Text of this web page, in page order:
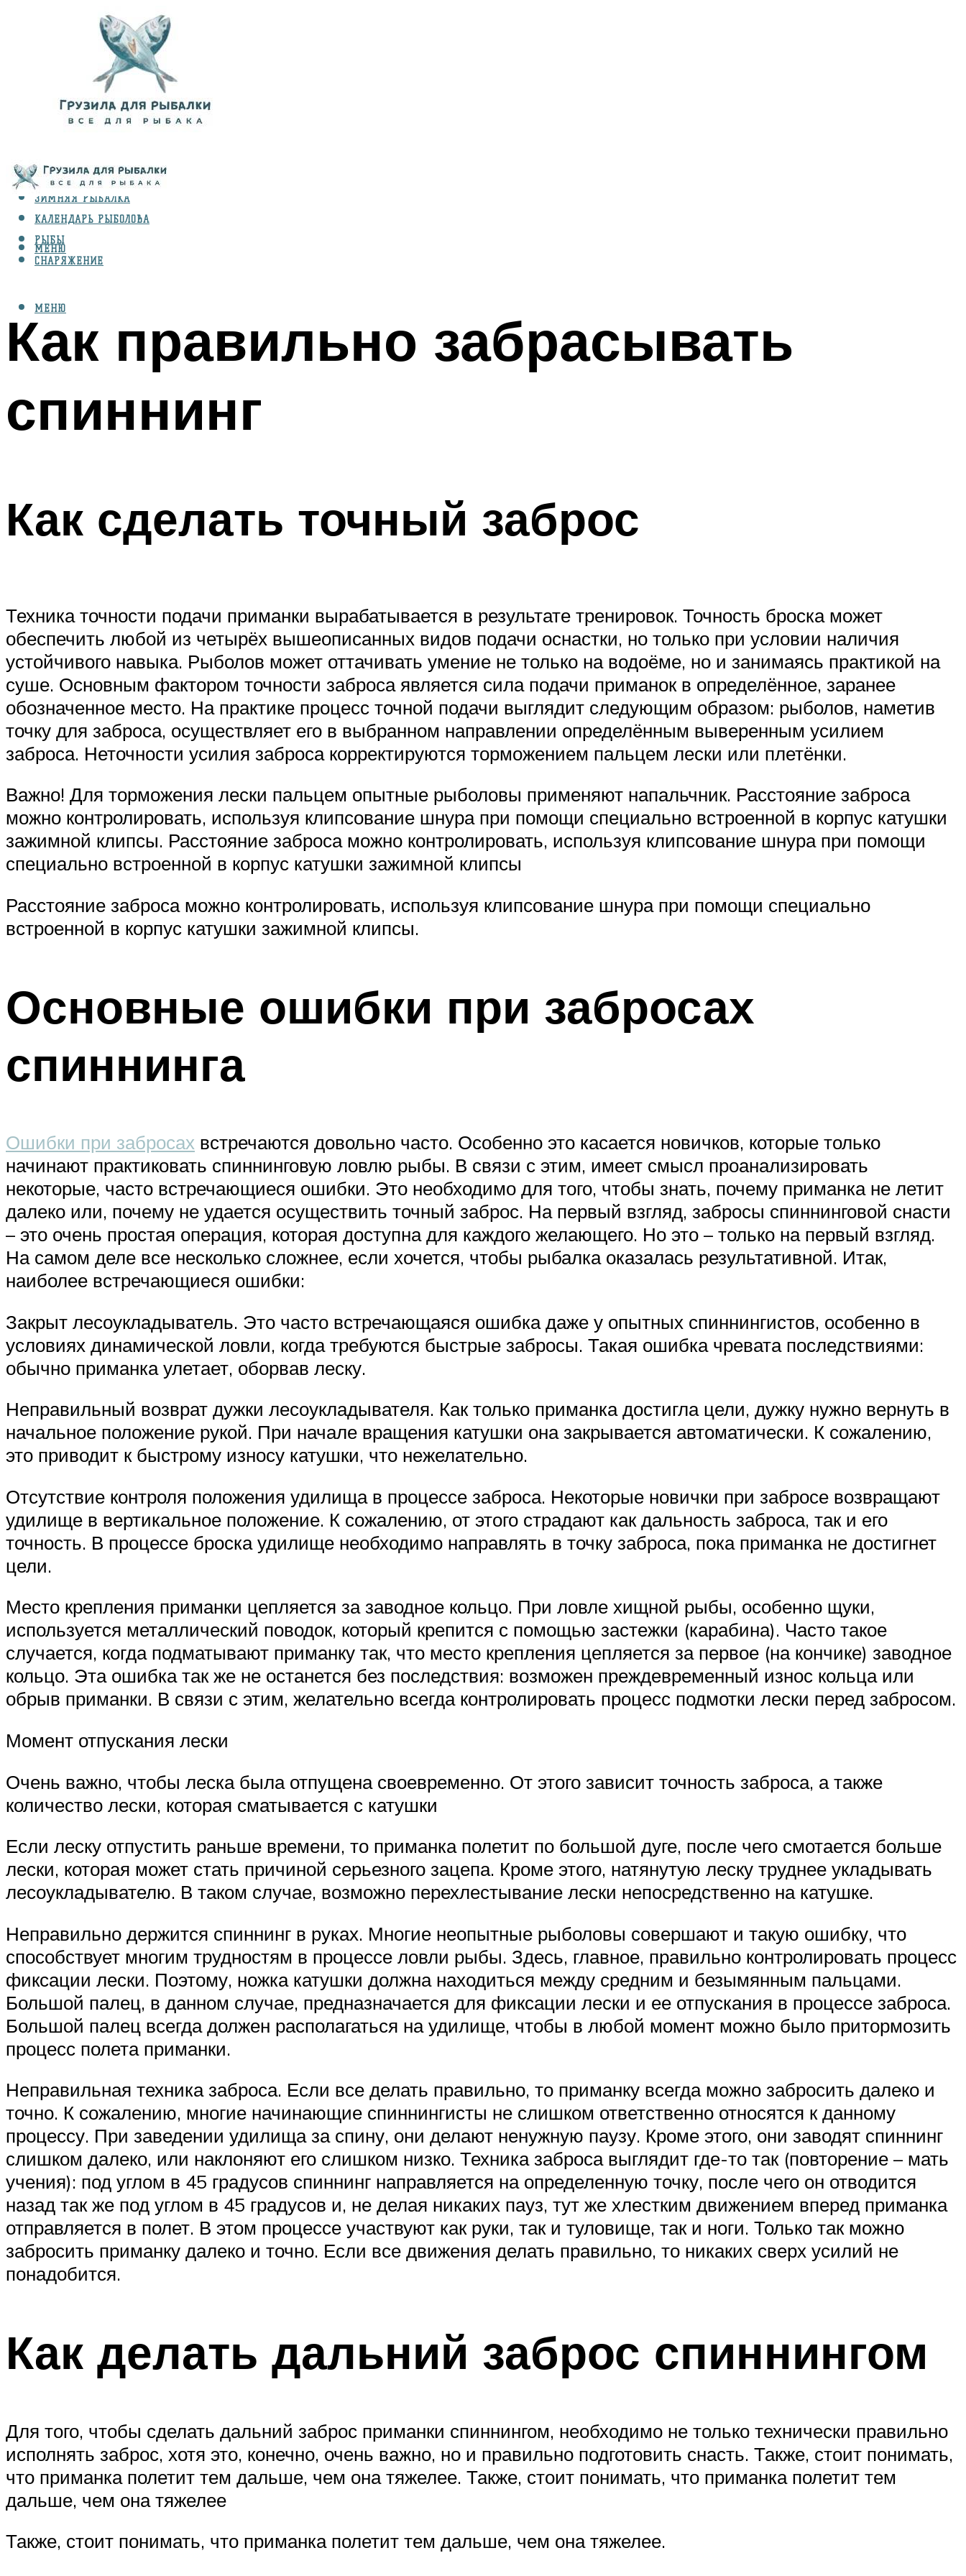
ВИДЫ ЛОВЛИ
ЗИМНЯЯ РЫБАЛКА
КАЛЕНДАРЬ РЫБОЛОВА
РЫБЫ
СНАРЯЖЕНИЕ
МЕНЮ
МЕНЮ
Как правильно забрасывать
спиннинг
Как сделать точный заброс
Техника точности подачи приманки вырабатывается в результате тренировок. Точность броска может
обеспечить любой из четырёх вышеописанных видов подачи оснастки, но только при условии наличия
устойчивого навыка. Рыболов может оттачивать умение не только на водоёме, но и занимаясь практикой на
суше. Основным фактором точности заброса является сила подачи приманок в определённое, заранее
обозначенное место. На практике процесс точной подачи выглядит следующим образом: рыболов, наметив
точку для заброса, осуществляет его в выбранном направлении определённым выверенным усилием
заброса. Неточности усилия заброса корректируются торможением пальцем лески или плетёнки.
Важно! Для торможения лески пальцем опытные рыболовы применяют напальчник. Расстояние заброса
можно контролировать, используя клипсование шнура при помощи специально встроенной в корпус катушки
зажимной клипсы. Расстояние заброса можно контролировать, используя клипсование шнура при помощи
специально встроенной в корпус катушки зажимной клипсы
Расстояние заброса можно контролировать, используя клипсование шнура при помощи специально
встроенной в корпус катушки зажимной клипсы.
Основные ошибки при забросах
спиннинга
Ошибки при забросах встречаются довольно часто. Особенно это касается новичков, которые только
начинают практиковать спиннинговую ловлю рыбы. В связи с этим, имеет смысл проанализировать
некоторые, часто встречающиеся ошибки. Это необходимо для того, чтобы знать, почему приманка не летит
далеко или, почему не удается осуществить точный заброс. На первый взгляд, забросы спиннинговой снасти
– это очень простая операция, которая доступна для каждого желающего. Но это – только на первый взгляд.
На самом деле все несколько сложнее, если хочется, чтобы рыбалка оказалась результативной. Итак,
наиболее встречающиеся ошибки:
Закрыт лесоукладыватель. Это часто встречающаяся ошибка даже у опытных спиннингистов, особенно в
условиях динамической ловли, когда требуются быстрые забросы. Такая ошибка чревата последствиями:
обычно приманка улетает, оборвав леску.
Неправильный возврат дужки лесоукладывателя. Как только приманка достигла цели, дужку нужно вернуть в
начальное положение рукой. При начале вращения катушки она закрывается автоматически. К сожалению,
это приводит к быстрому износу катушки, что нежелательно.
Отсутствие контроля положения удилища в процессе заброса. Некоторые новички при забросе возвращают
удилище в вертикальное положение. К сожалению, от этого страдают как дальность заброса, так и его
точность. В процессе броска удилище необходимо направлять в точку заброса, пока приманка не достигнет
цели.
Место крепления приманки цепляется за заводное кольцо. При ловле хищной рыбы, особенно щуки,
используется металлический поводок, который крепится с помощью застежки (карабина). Часто такое
случается, когда подматывают приманку так, что место крепления цепляется за первое (на кончике) заводное
кольцо. Эта ошибка так же не останется без последствия: возможен преждевременный износ кольца или
обрыв приманки. В связи с этим, желательно всегда контролировать процесс подмотки лески перед забросом.
Момент отпускания лески
Очень важно, чтобы леска была отпущена своевременно. От этого зависит точность заброса, а также
количество лески, которая сматывается с катушки
Если леску отпустить раньше времени, то приманка полетит по большой дуге, после чего смотается больше
лески, которая может стать причиной серьезного зацепа. Кроме этого, натянутую леску труднее укладывать
лесоукладывателю. В таком случае, возможно перехлестывание лески непосредственно на катушке.
Неправильно держится спиннинг в руках. Многие неопытные рыболовы совершают и такую ошибку, что
способствует многим трудностям в процессе ловли рыбы. Здесь, главное, правильно контролировать процесс
фиксации лески. Поэтому, ножка катушки должна находиться между средним и безымянным пальцами.
Большой палец, в данном случае, предназначается для фиксации лески и ее отпускания в процессе заброса.
Большой палец всегда должен располагаться на удилище, чтобы в любой момент можно было притормозить
процесс полета приманки.
Неправильная техника заброса. Если все делать правильно, то приманку всегда можно забросить далеко и
точно. К сожалению, многие начинающие спиннингисты не слишком ответственно относятся к данному
процессу. При заведении удилища за спину, они делают ненужную паузу. Кроме этого, они заводят спиннинг
слишком далеко, или наклоняют его слишком низко. Техника заброса выглядит где-то так (повторение – мать
учения): под углом в 45 градусов спиннинг направляется на определенную точку, после чего он отводится
назад так же под углом в 45 градусов и, не делая никаких пауз, тут же хлестким движением вперед приманка
отправляется в полет. В этом процессе участвуют как руки, так и туловище, так и ноги. Только так можно
забросить приманку далеко и точно. Если все движения делать правильно, то никаких сверх усилий не
понадобится.
Как делать дальний заброс спиннингом
Для того, чтобы сделать дальний заброс приманки спиннингом, необходимо не только технически правильно
исполнять заброс, хотя это, конечно, очень важно, но и правильно подготовить снасть. Также, стоит понимать,
что приманка полетит тем дальше, чем она тяжелее. Также, стоит понимать, что приманка полетит тем
дальше, чем она тяжелее
Также, стоит понимать, что приманка полетит тем дальше, чем она тяжелее.